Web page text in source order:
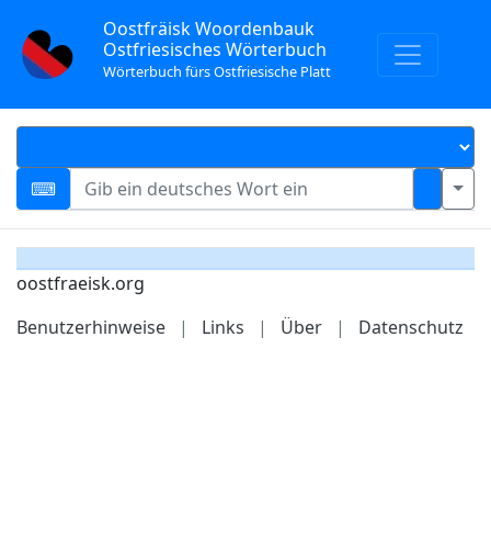
Oostfräisk Woordenbauk
Ostfriesisches Wörterbuch
Wörterbuch fürs Ostfriesische Platt
oostfraeisk.org
Benutzerhinweise
| Links | Über | Datenschutz